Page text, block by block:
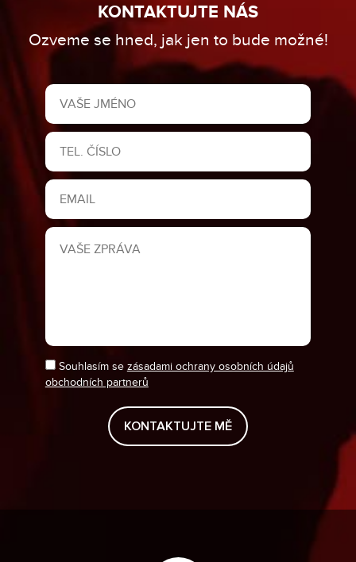
KONTAKTUJTE NÁS
Ozveme se hned, jak jen to bude možné!
Souhlasím se zásadami ochrany osobních údajů
obchodních partnerů